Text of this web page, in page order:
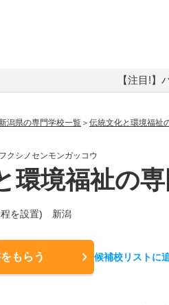
【注目!】
潟県の専門学校一覧 伝統文化と環境福祉
クシノセンモンガッコウ
環境福祉の
程を設置) 新潟
もらう 候補校リストに